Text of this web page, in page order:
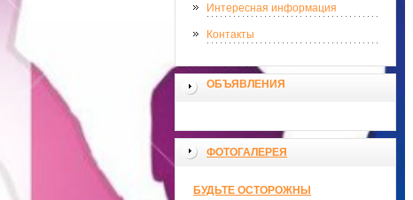
Интересная информация
Контакты
ОБЪЯВЛЕНИЯ
ФОТОГАЛЕРЕЯ
БУДЬТЕ ОСТОРОЖНЫ